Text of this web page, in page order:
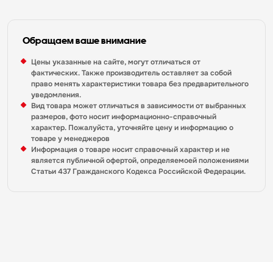
Обращаем ваше внимание
Цены указанные на сайте, могут отличаться от
фактических. Также производитель оставляет за собой
право менять характеристики товара без предварительного
уведомления.
Вид товара может отличаться в зависимости от выбранных
размеров, фото носит информационно-справочный
характер. Пожалуйста, уточняйте цену и информацию о
товаре у менеджеров
Информация о товаре носит справочный характер и не
является публичной офертой, определяемоей положениями
Статьи 437 Гражданского Кодекса Российской Федерации.